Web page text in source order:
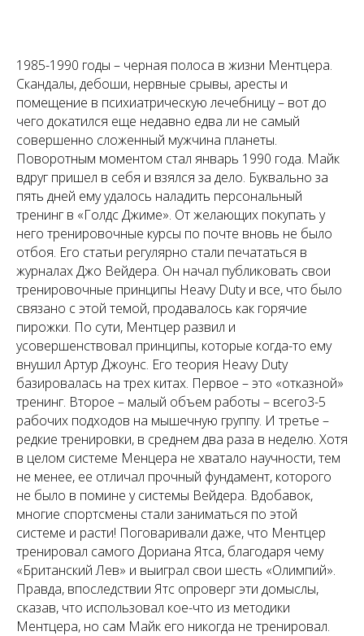
1985-1990 годы – черная полоса в жизни Ментцера.
Скандалы, дебоши, нервные срывы, аресты и
помещение в психиатрическую лечебницу – вот до
чего докатился еще недавно едва ли не самый
совершенно сложенный мужчина планеты.
Поворотным моментом стал январь 1990 года. Майк
вдруг пришел в себя и взялся за дело. Буквально за
пять дней ему удалось наладить персональный
тренинг в «Голдс Джиме». От желающих покупать у
него тренировочные курсы по почте вновь не было
отбоя. Его статьи регулярно стали печататься в
журналах Джо Вейдера. Он начал публиковать свои
тренировочные принципы Heavy Duty и все, что было
связано с этой темой, продавалось как горячие
пирожки. По сути, Ментцер развил и
усовершенствовал принципы, которые когда-то ему
внушил Артур Джоунс. Его теория Heavy Duty
базировалась на трех китах. Первое – это «отказной»
тренинг. Второе – малый объем работы – всего3-5
рабочих подходов на мышечную группу. И третье –
редкие тренировки, в среднем два раза в неделю. Хотя
в целом системе Менцера не хватало научности, тем
не менее, ее отличал прочный фундамент, которого
не было в помине у системы Вейдера. Вдобавок,
многие спортсмены стали заниматься по этой
системе и расти! Поговаривали даже, что Ментцер
тренировал самого Дориана Ятса, благодаря чему
«Британский Лев» и выиграл свои шесть «Олимпий».
Правда, впоследствии Ятс опроверг эти домыслы,
сказав, что использовал кое-что из методики
Ментцера, но сам Майк его никогда не тренировал.